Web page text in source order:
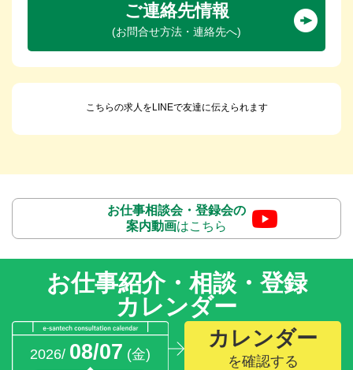
ご連絡先情報
(お問合せ方法・連絡先へ)
こちらの求人をLINEで友達に伝えられます
お仕事相談会・登録会の
案内動画はこちら
お仕事紹介・相談・登録
カレンダー
2026/ 08/07 (金)
カレンダー
を確認する